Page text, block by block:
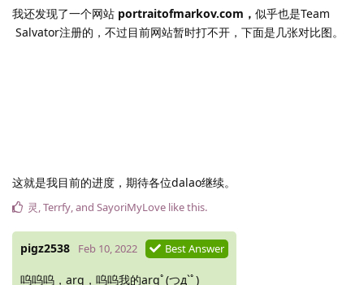
我还发现了一个网站 portraitofmarkov.com， 似乎也是Team
Salvator注册的，不过目前网站暂时打不开，下面是几张对比图。
这就是我目前的进度，期待各位dalao继续。
灵,Terrfy, and SayoriMyLove like this.
pigz2538 Feb 10, 2022 Best Answer
呜呜呜，arg，呜呜我的argﾟ(つд`ﾟ)